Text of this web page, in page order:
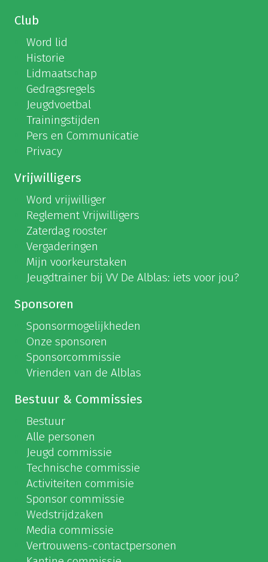
Club
Word lid
Historie
Lidmaatschap
Gedragsregels
Jeugdvoetbal
Trainingstijden
Pers en Communicatie
Privacy
Vrijwilligers
Word vrijwilliger
Reglement Vrijwilligers
Zaterdag rooster
Vergaderingen
Mijn voorkeurstaken
Jeugdtrainer bij VV De Alblas: iets voor jou?
Sponsoren
Sponsormogelijkheden
Onze sponsoren
Sponsorcommissie
Vrienden van de Alblas
Bestuur & Commissies
Bestuur
Alle personen
Jeugd commissie
Technische commissie
Activiteiten commisie
Sponsor commissie
Wedstrijdzaken
Media commissie
Vertrouwens-contactpersonen